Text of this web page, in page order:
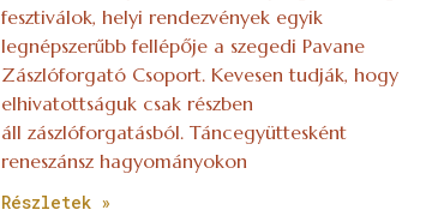
fesztiválok, helyi rendezvények egyik
legnépszerűbb fellépője a szegedi Pavane
Zászlóforgató Csoport. Kevesen tudják, hogy
elhivatottságuk csak részben
áll zászlóforgatásból. Táncegyüttesként
reneszánsz hagyományokon
Részletek »